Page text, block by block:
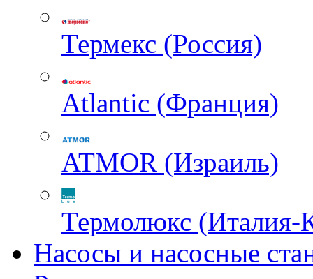
Термекс (Россия)
Atlantic (Франция)
ATMOR (Израиль)
Термолюкс (Италия-
Насосы и насосные